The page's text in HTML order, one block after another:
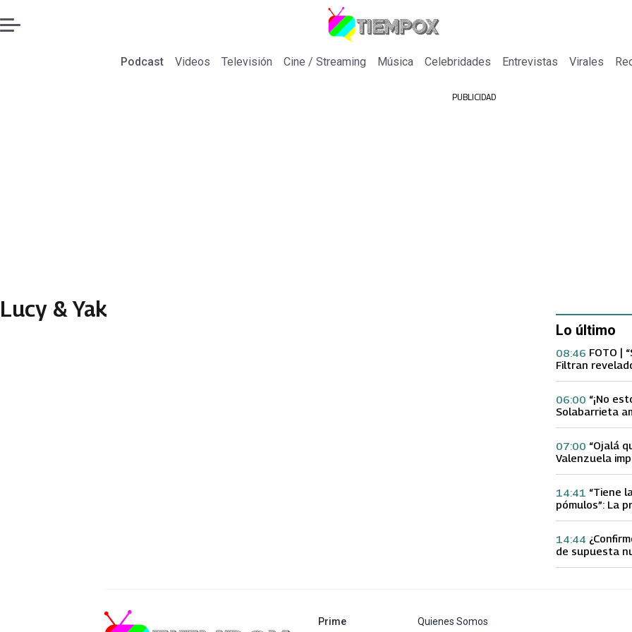
Podcast Videos Televisión Cine / Streaming Música Celebridades Entrevistas Virales
PUBLICIDAD
Lucy & Yak
Lo último
FOTO |
Filtran
08:46
“¡No
Solabarrieta
06:00
“Ojalá
Valenzuela
07:00
“Tiene
pómulos”: La
14:41
de supuesta
14:44
Primeabre en nueva pestañaQuienes Somos